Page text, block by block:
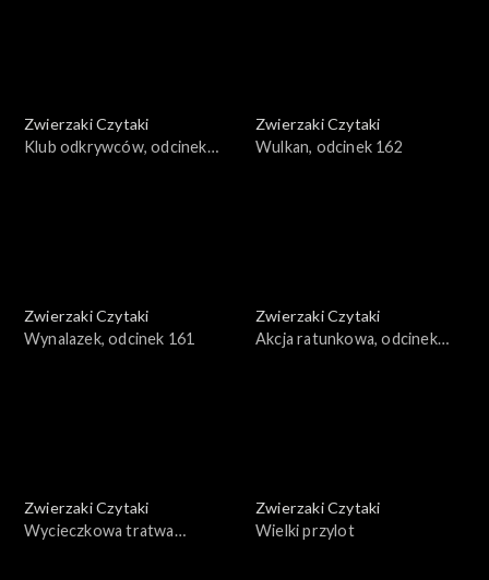
Zwierzaki Czytaki
Klub odkrywców, odcinek
Zwierzaki Czytaki
Wulkan, odcinek 162
Zwierzaki Czytaki
Wynalazek, odcinek 161
Zwierzaki Czytaki
Akcja ratunkowa, odcinek
Zwierzaki Czytaki
Wycieczkowa tratwa
Zwierzaki Czytaki
Wielki przylot